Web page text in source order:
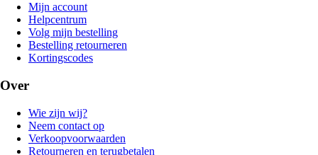
Mijn account
Helpcentrum
Volg mijn bestelling
Bestelling retourneren
Kortingscodes
Over
Wie zijn wij?
Neem contact op
Verkoopvoorwaarden
Retourneren en terugbetalen